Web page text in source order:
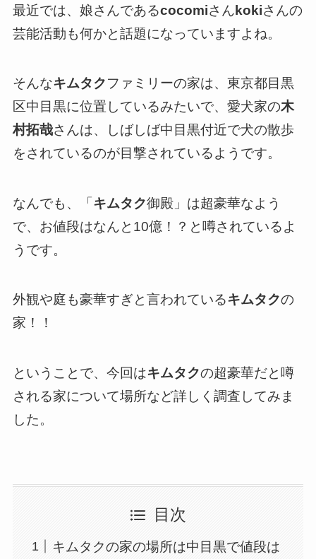
最近では、娘さんであるcocomiさんkokiさんの
芸能活動も何かと話題になっていますよね。
そんなキムタクファミリーの家は、東京都目黒
区中目黒に位置しているみたいで、愛犬家の木
村拓哉さんは、しばしば中目黒付近で犬の散歩
をされているのが目撃されているようです。
なんでも、「キムタク御殿」は超豪華なよう
で、お値段はなんと10億！？と噂されているよ
うです。
外観や庭も豪華すぎと言われているキムタクの
家！！
ということで、今回はキムタクの超豪華だと噂
される家について場所など詳しく調査してみま
した。
目次
キムタクの家の場所は中目黒で値段は